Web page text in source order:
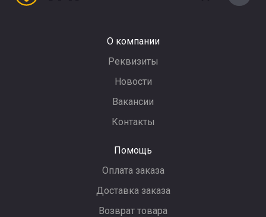
О компании
Реквизиты
Новости
Вакансии
Контакты
Помощь
Оплата заказа
Доставка заказа
Возврат товара